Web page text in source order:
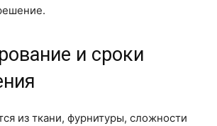
и сроки
из ткани, фурнитуры, сложности